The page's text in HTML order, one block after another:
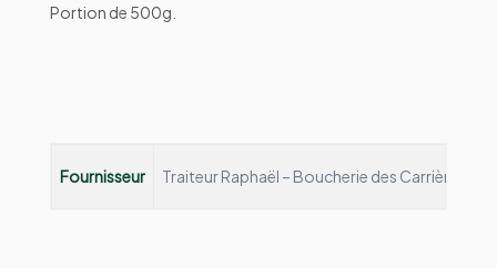
Portion de 500g.
Fournisseur Traiteur Raphaël – Boucherie des Carrières